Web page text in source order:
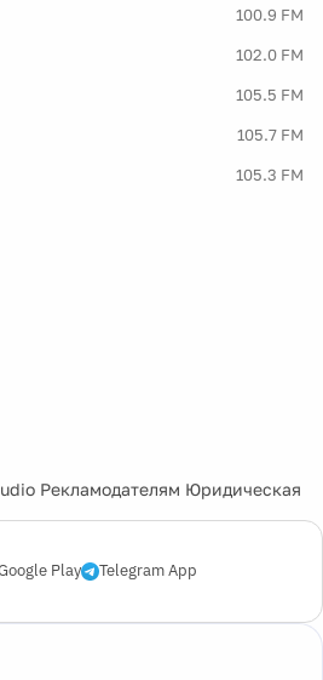
100.9 FM
102.0 FM
105.5 FM
105.7 FM
105.3 FM
Рекламодателям Юридическая
Play Telegram App